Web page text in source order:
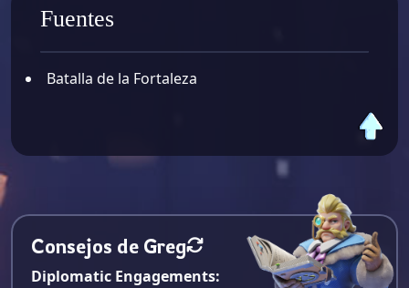
Fuentes
Batalla de la Fortaleza
Consejos de Greg
Diplomatic Engagements: